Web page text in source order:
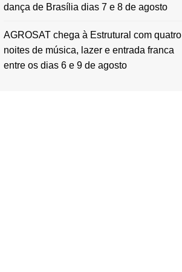
dança de Brasília dias 7 e 8 de agosto
AGROSAT chega à Estrutural com quatro
noites de música, lazer e entrada franca
entre os dias 6 e 9 de agosto